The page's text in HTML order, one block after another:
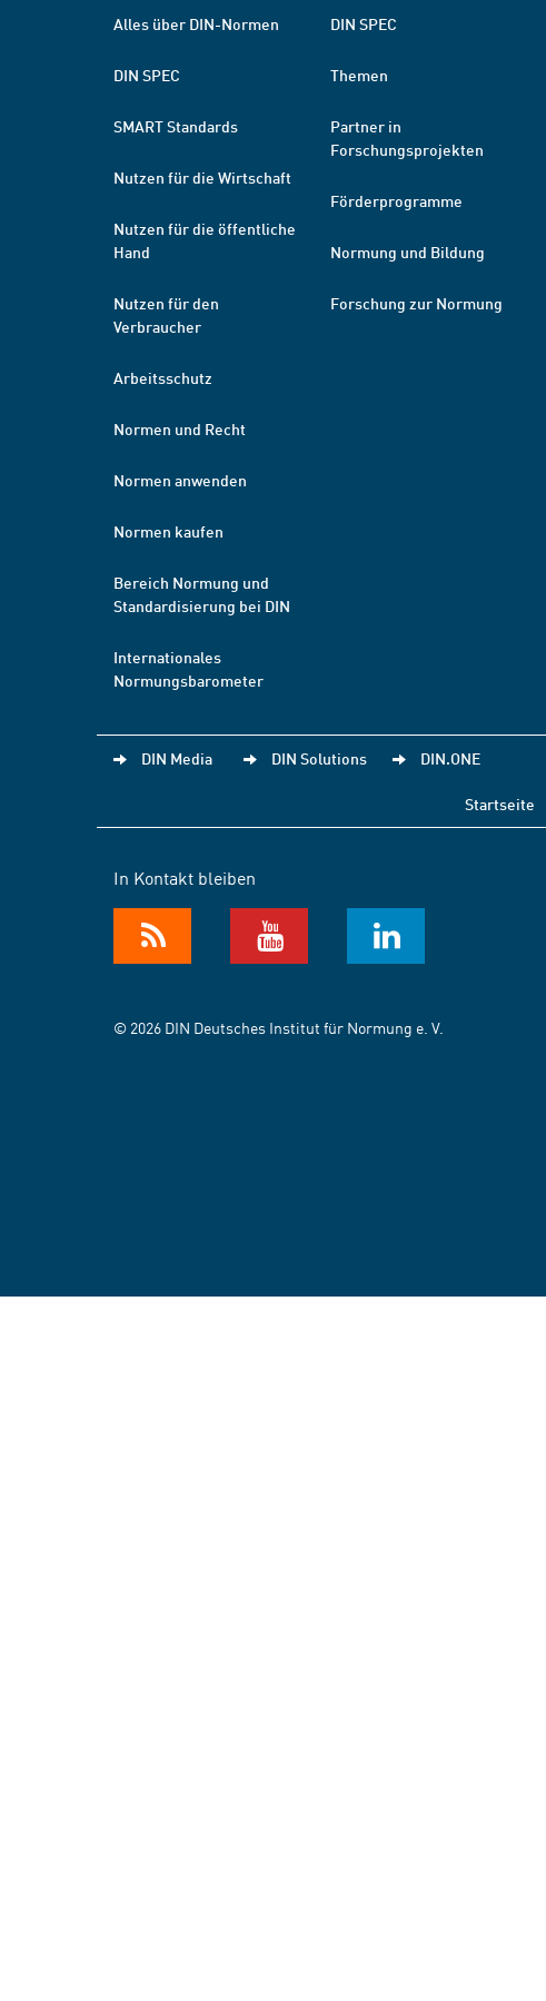
Alles über DIN-Normen
DIN SPEC
SMART Standards
Nutzen für die Wirtschaft
Nutzen für die öffentliche
Hand
Nutzen für den
Verbraucher
Arbeitsschutz
Normen und Recht
Normen anwenden
Normen kaufen
Bereich Normung und
Standardisierung bei DIN
Internationales
Normungsbarometer
DIN SPEC
Themen
Partner in
Forschungsprojekten
Förderprogramme
Normung und Bildung
Forschung zur Normung
DIN Media DIN Solutions DIN.ONE
Startseite
In Kontakt bleiben
© 2026 DIN Deutsches Institut für Normung e. V.